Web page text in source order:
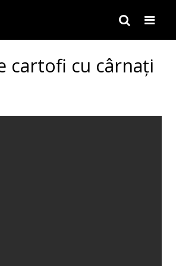
cartofi cu cârnaţi